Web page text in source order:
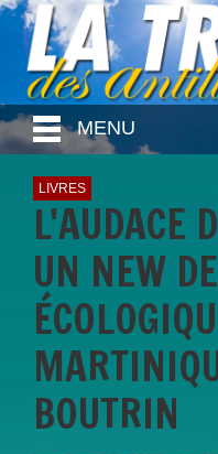
MENU
LIVRES
L'AUDACE
UN NEW
BOUTRIN